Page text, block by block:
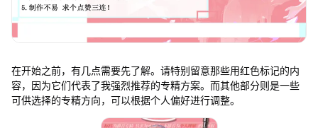
在开始之前，有几点需要先了解。请特别留意那些用红色标记的内
容，因为它们代表了我强烈推荐的专精方案。而其他部分则是一些
可供选择的专精方向，可以根据个人偏好进行调整。